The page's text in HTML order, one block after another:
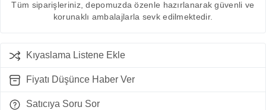
Tüm siparişleriniz, depomuzda özenle hazırlanarak güvenli ve
korunaklı ambalajlarla sevk edilmektedir.
Kıyaslama Listene Ekle
Fiyatı Düşünce Haber Ver
Satıcıya Soru Sor